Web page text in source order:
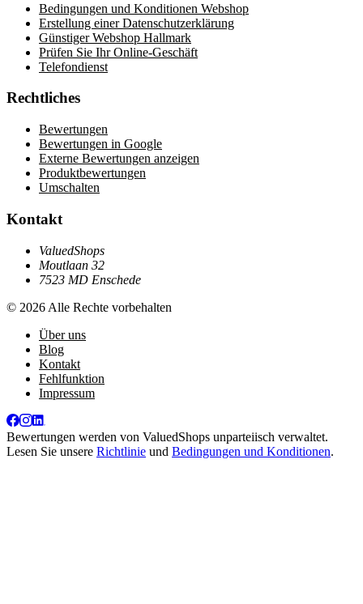
Bedingungen und Konditionen Webshop
Erstellung einer Datenschutzerklärung
Günstiger Webshop Hallmark
Prüfen Sie Ihr Online-Geschäft
Telefondienst
Rechtliches
Bewertungen
Bewertungen in Google
Externe Bewertungen anzeigen
Produktbewertungen
Umschalten
Kontakt
ValuedShops
Moutlaan 32
7523 MD Enschede
© 2026 Alle Rechte vorbehalten
Über uns
Blog
Kontakt
Fehlfunktion
Impressum
Bewertungen werden von ValuedShops unparteiisch verwaltet.
Lesen Sie unsere Richtlinie und Bedingungen und Konditionen.